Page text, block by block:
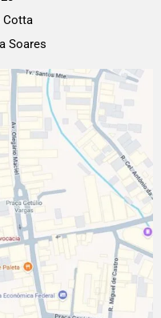
Cotta
Soares